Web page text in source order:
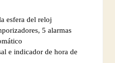
esfera del reloj
5 alarmas
e indicador de hora de